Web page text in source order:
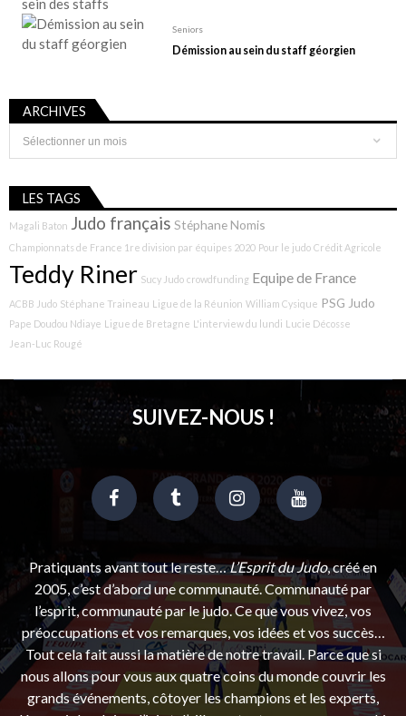
Seniors
Démission au sein du staff géorgien
ARCHIVES
Archives
LES TAGS
Magali Baton Judo français Stéphane Nomis
Championnats de France 1re division par équipes 2020 Pour le judo Crédit Agricole
Teddy Riner Sucy Judo crowdfunding Equipe de France
ACBB Judo Stéphane Traineau Ligue de la Réunion William Cysique PSG Judo
Pape Doudou Ndiaye Ligue de Bretagne L'interview du lundi Lucie Décosse
Jean-Luc Rougé
SUIVEZ-NOUS !
Pratiquants avant tout le reste…L’Esprit du Judo, créé en
2005, c’est d’abord une communauté. Communauté par
l’esprit, communauté par le judo. Ce que vous vivez, vos
préoccupations et vos remarques, vos idées et vos succès…
Tout cela fait aussi la matière de notre travail. Parce que si
nous allons pour vous aux quatre coins du monde couvrir les
grands événements, côtoyer les champions et les experts,